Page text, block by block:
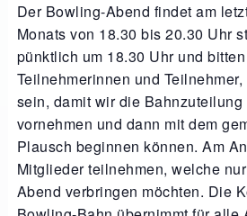
Der Bowling-Abend findet am
Monats von 18.30 bis 20.30 Uhr
pünktlich um 18.30 Uhr undbitten
Teilnehmerinnen und Teilnehmer,
sein, damit wir die
vornehmen und dann mit dem
Plausch beginnen können. Am
Mitglieder teilnehmen, welche
Abend verbringen möchten. Die